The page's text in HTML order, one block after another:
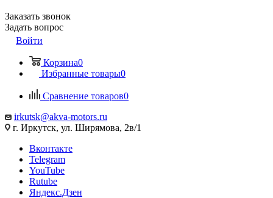
Заказать звонок
Задать вопрос
Войти
Корзина0
Избранные товары0
Сравнение товаров0
irkutsk@akva-motors.ru
г. Иркутск, ул. Ширямова, 2в/1
Вконтакте
Telegram
YouTube
Rutube
Яндекс.Дзен